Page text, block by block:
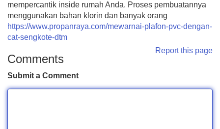
mempercantik inside rumah Anda. Proses pembuatannya
menggunakan bahan klorin dan banyak orang
https://www.propanraya.com/mewarnai-plafon-pvc-dengan-
cat-sengkote-dtm
Report this page
Comments
Submit a Comment